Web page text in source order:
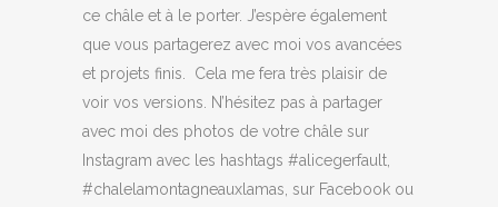
ce châle et à le porter. J’espère également
que vous partagerez avec moi vos avancées
et projets finis. Cela me fera très plaisir de
voir vos versions. N’hésitez pas à partager
avec moi des photos de votre châle sur
Instagram avec les hashtags #alicegerfault,
#chalelamontagneauxlamas, sur Facebook ou